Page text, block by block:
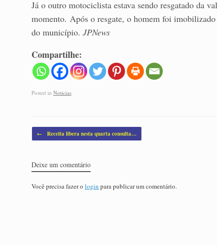
Já o outro motociclista estava sendo resgatado da
momento. Após o resgate, o homem foi
do município. JPNews
Compartilhe:
Posted in Noticias
Post navigation
← Receita libera nesta quarta consulta…
Deixe um comentário
Você precisa fazer o login para publicar um comentário.